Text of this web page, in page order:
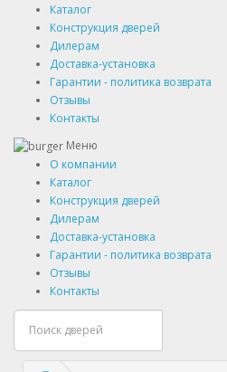
Каталог
Конструкция дверей
Дилерам
Доставка-установка
Гарантии - политика возврата
Отзывы
Контакты
Меню
О компании
Каталог
Конструкция дверей
Дилерам
Доставка-установка
Гарантии - политика возврата
Отзывы
Контакты